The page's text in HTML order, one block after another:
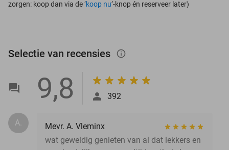
zorgen: koop dan via de ‘koop nu’-knop én reserveer later)
Selectie van recensies info_outlined
9,8 392
A.
Mevr. A. Vleminx
wat geweldig genieten van al dat lekkers en